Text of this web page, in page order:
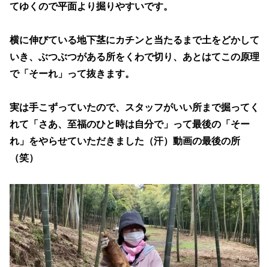
てゆくので平面より掘りやすいです。
横に伸びている地下茎にカチンと当たるまで土をどかして
いき、ぶつぶつがある所をくわで切り、あとはてこの原理
で「そーれ」って抜きます。
実は手こずっていたので、スタッフがいい所まで掘ってく
れて「さあ、至福のひと時は自分で」って最後の「そー
れ」をやらせていただきました（汗）動画の最後の所
（笑）